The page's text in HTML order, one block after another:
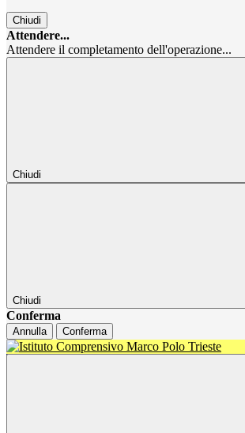
Chiudi
Attendere...
Attendere il completamento dell'operazione...
Chiudi
Chiudi
Conferma
Annulla Conferma